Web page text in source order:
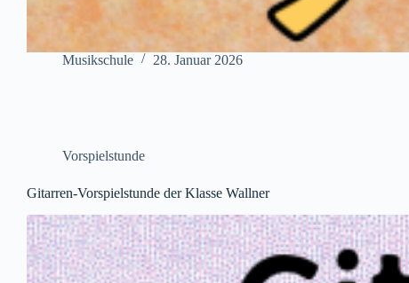
Musikschule 28. Januar 2026
Vorspielstunde
Gitarren-Vorspielstunde der Klasse Wallner